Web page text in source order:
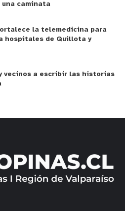
caminata
la telemedicina para
hospitales de Quillota y
vecinos a escribir las historias